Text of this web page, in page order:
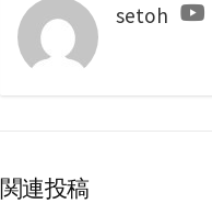
setoh
関連投稿